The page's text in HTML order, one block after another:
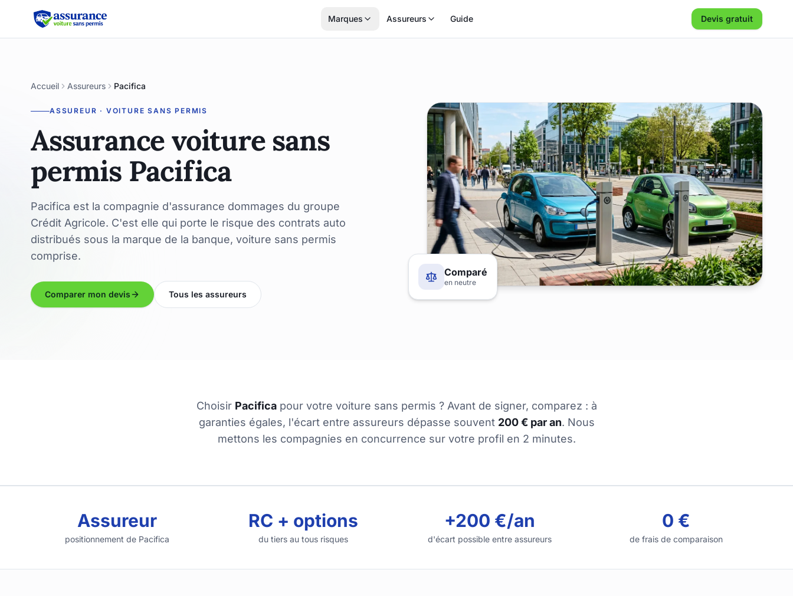
Marques Assureurs Guide Devis gratuit
Accueil Assureurs Pacifica
ASSUREUR · VOITURE SANS PERMIS
Assurance voiture sans
permis Pacifica
Pacifica est la compagnie d'assurance dommages du groupe
Crédit Agricole. C'est elle qui porte le risque des contrats auto
distribués sous la marque de la banque, voiture sans permis
comprise.
Comparer mon devis Tous les assureurs
Comparé
en neutre
Choisir Pacificapour votre voiture sans permis ? Avant de signer, comparez : à
garanties égales, l'écart entre assureurs dépasse souvent 200 € par an. Nous
mettons les compagnies en concurrence sur votre profil en 2 minutes.
Assureur
positionnement de Pacifica
RC + options
du tiers au tous risques
+200 €/an
d'écart possible entre assureurs
0 €
de frais de comparaison